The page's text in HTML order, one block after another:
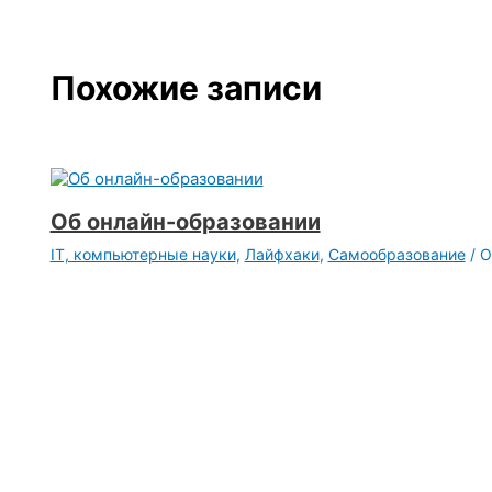
Похожие записи
Об онлайн-образовании
IT, компьютерные науки, Лайфхаки, Самообразование/